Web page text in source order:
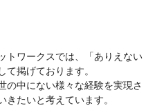
トワークスでは、「ありえない
掲げております。
の中にない様々な経験を実現さ
たいと考えています。